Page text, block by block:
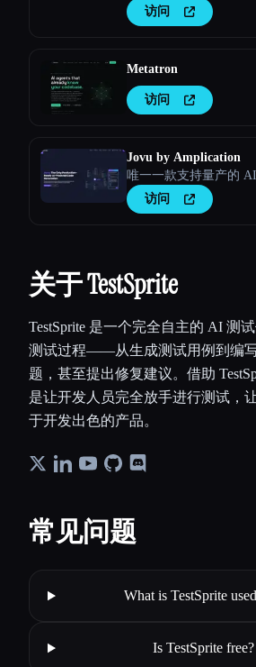
访问
Metatron
访问
Jovu by Amplication
唯一一款支持量产的
访问
关于 TestSprite
TestSprite 是一个完全自主的 AI 测
测试过程——从生成测试用例到编
题，甚至提出修复建议。借助
是让开发人员完全放手进行测试，
于开发出色的产品。
常见问题
What is TestSprite
Is TestSprite free?